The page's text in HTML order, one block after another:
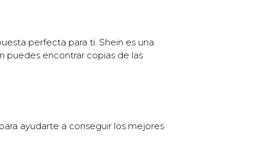
perfecta para ti. Shein es una
puedes encontrar copias de las
ayudarte a conseguir los mejores